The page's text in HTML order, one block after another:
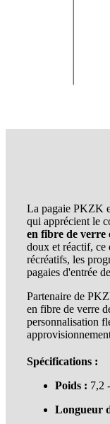
La pagaie PKZK
qui apprécient le
en fibre de verre
doux et réactif, ce
récréatifs, les
pagaies d'entrée
Partenaire de
en fibre de verre
personnalisation
Spécifications :
Poids : 7,2
Longueur